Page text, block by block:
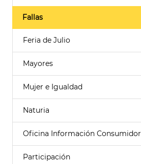
Fallas
Feria de Julio
Mayores
Mujer e Igualdad
Naturia
Oficina Información Consumidor
Participación